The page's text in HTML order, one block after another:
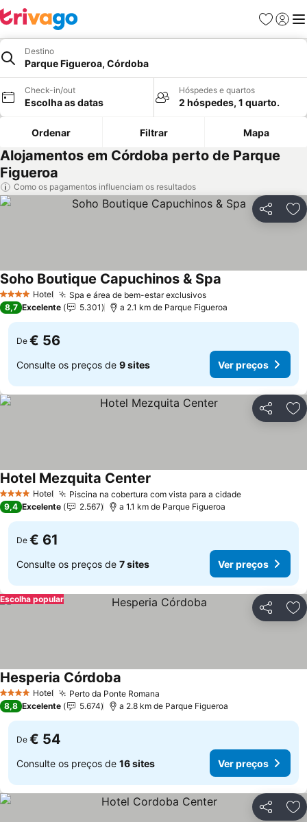
Favoritos
Iniciar
Destino
Parque Figueroa, Córdoba
Check-in/out
Escolha as datas
Hóspedes e quartos
2 hóspedes, 1 quarto.
Ordenar Filtrar Mapa
Alojamentos em Córdoba perto de Parque
Figueroa
Como os pagamentos influenciam os resultados
Partilhar
4 EstrelasHotel Spa e área de bem-estar exclusivos
Soho Boutique Capuchinos & Spa
8,7 Excelente 5.301 a 2.1 km de Parque Figueroa
De € 56
Consulte os preços de 9 sites Ver preços
Partilhar
4 EstrelasHotel Piscina na cobertura com vista para a cidade
Hotel Mezquita Center
9,4 Excelente 2.567 a 1.1 km de Parque Figueroa
De € 61
Consulte os preços de 7 sites Ver preços
Partilhar
Escolha popular
4 EstrelasHotel Perto da Ponte Romana
Hesperia Córdoba
8,8 Excelente 5.674 a 2.8 km de Parque Figueroa
De € 54
Consulte os preços de 16 sites Ver preços
Partilhar